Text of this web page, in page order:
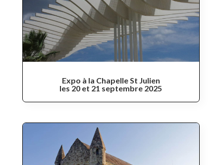
Expo à la Chapelle St Julien
les 20 et 21 septembre 2025